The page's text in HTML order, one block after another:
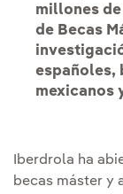
millones
de Becas
españoles,
mexicanos
Iberdrola ha
becas máster y